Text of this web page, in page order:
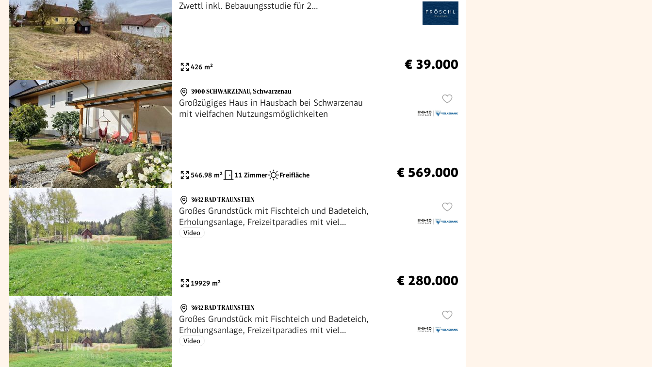
Zwettl inkl. Bebauungsstudie für 2
426 m² € 39.000
3900 SCHWARZENAU, Schwarzenau
Großzügiges Haus in Hausbach bei Schwarzenau
mit vielfachen Nutzungsmöglichkeiten
546.98 m² 11 Zimmer Freifläche € 569.000
3632 BAD TRAUNSTEIN
Großes Grundstück mit Fischteich und Badeteich,
Erholungsanlage, Freizeitparadies mit viel
Potenzial
Video
19929 m² € 280.000
3632 BAD TRAUNSTEIN
Großes Grundstück mit Fischteich und Badeteich,
Erholungsanlage, Freizeitparadies mit viel
Potenzial
Video